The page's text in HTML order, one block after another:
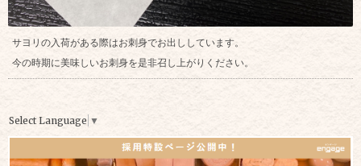
サヨリの入荷がある際はお刺身でお出ししています。
今の時期に美味しいお刺身を是非召し上がりください。
Select Language ▼